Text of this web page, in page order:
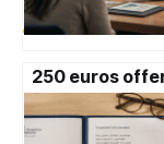
250 euros
et baisse des
: 3